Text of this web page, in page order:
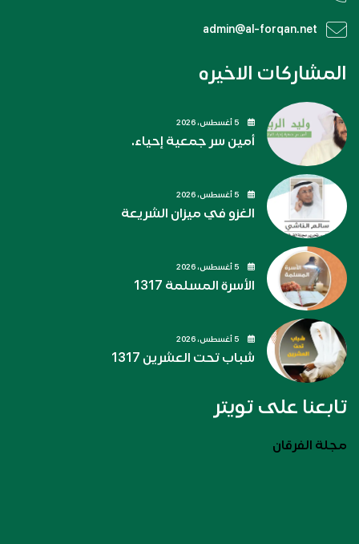
admin@al-forqan.net
المشاركات الاخيره
أمين سر جمعية إحياء.
الغزو في ميزان الشريعة
الأسرة المسلمة 1317
شباب تحت العشرين 1317
تابعنا على تويتر
مجلة الفرقان